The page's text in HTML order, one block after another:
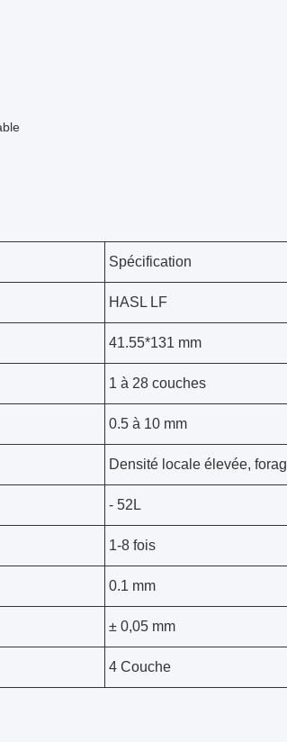
Spécification
HASL LF
41.55*131 mm
1 à 28 couches
0.5 à 10 mm
Densité locale élevée,
- 52L
1-8 fois
0.1 mm
± 0,05 mm
4 Couche